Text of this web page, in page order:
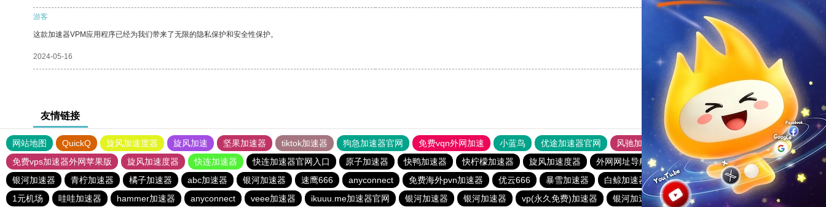
游客
这款加速器VPM应用程序已经为我们带来了无限的隐私保护和安全性保护。
2024-05-16 支持[0] 反对[0]
友情链接
网站地图 QuickQ 旋风加速度器 旋风加速 坚果加速器 tiktok加速器 狗急加速器官网 免费vqn外网加速 小蓝鸟 优途加速器官网 风驰加速器
旋风加速器
免费vps加速器外网苹果版
旋风加速度器 快连加速器 快连加速器官网入口 原子加速器 快鸭加速器 快柠檬加速器 旋风加速度器 外网网址导航 软件中心
银河加速器
银河加速器
青柠加速器 橘子加速器 abc加速器 银河加速器 速鹰666 anyconnect 免费海外pvn加速器 优云666 暴雪加速器 白鲸加速器 银河加速器 1元机场
银河加速器
1元机场
哇哇加速器 hammer加速器 anyconnect veee加速器 ikuuu.me加速器官网 银河加速器 银河加速器 vp(永久免费)加速器 银河加速器 暴雪加速器 蜜蜂加速器